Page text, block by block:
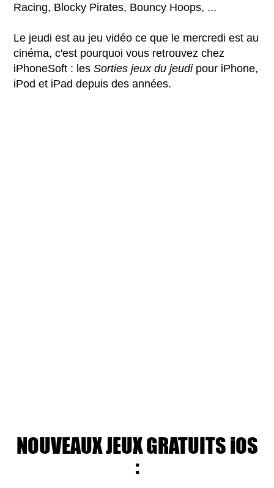
Racing, Blocky Pirates, Bouncy Hoops, ...
Le jeudi est au jeu vidéo ce que le mercredi est au
cinéma, c'est pourquoi vous retrouvez chez
iPhoneSoft : lesSorties jeux du jeudipour iPhone,
iPod et iPad depuis des années.
NOUVEAUX JEUX GRATUITS iOS
: